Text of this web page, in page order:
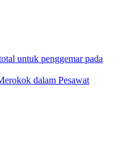
untuk penggemar pada
dalam Pesawat